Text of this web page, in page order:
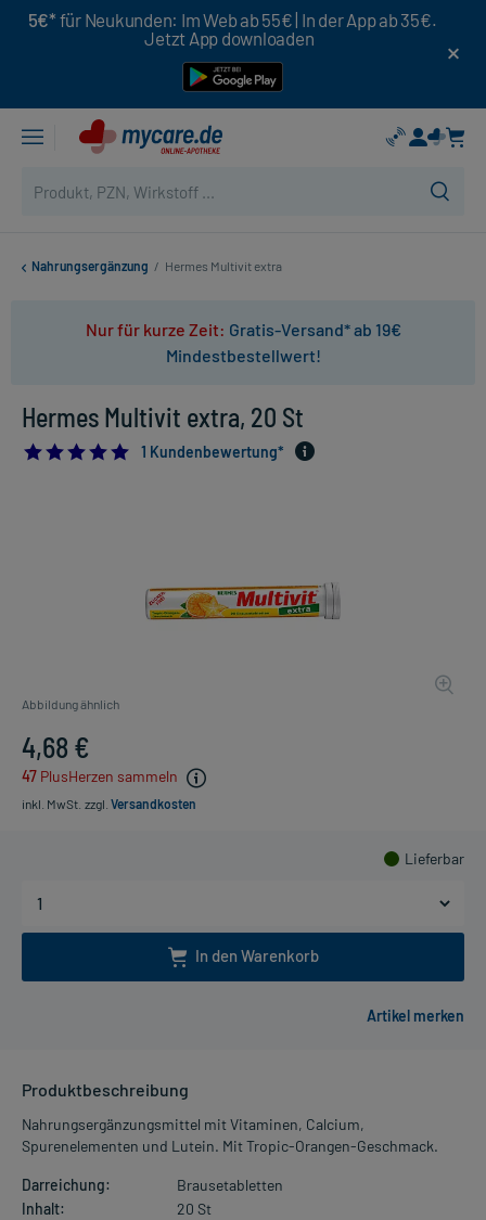
5€* für Neukunden: Im Web ab 55€ | In der App ab 35€.
Jetzt App downloaden
Nahrungsergänzung / Hermes Multivit extra
Nur für kurze Zeit: Gratis-Versand* ab 19€
Mindestbestellwert!
Hermes Multivit extra, 20 St
5.01 Kundenbewertung*
Abbildung ähnlich
4,68 €
47 PlusHerzen sammeln
inkl. MwSt. zzgl. Versandkosten
Lieferbar
In den Warenkorb
Produktbeschreibung
Nahrungsergänzungsmittel mit Vitaminen, Calcium,
Spurenelementen und Lutein. Mit Tropic-Orangen-Geschmack.
Darreichung:
Brausetabletten
Inhalt:
20 St